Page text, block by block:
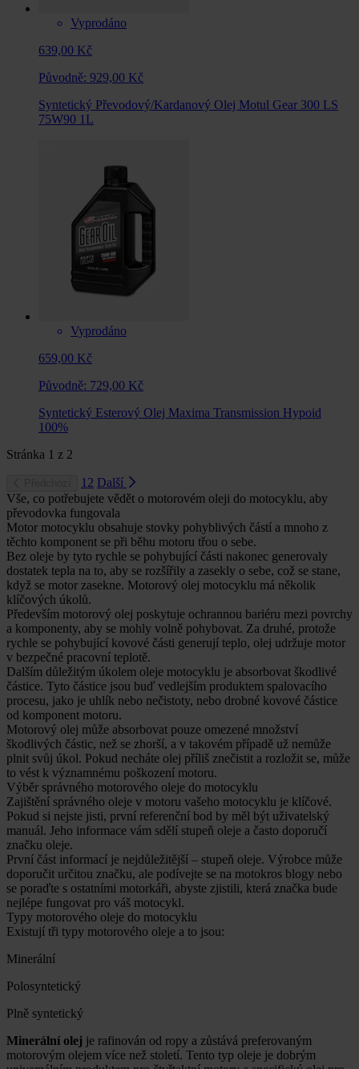
Vyprodáno
639,00 Kč
Původně: 929,00 Kč
Syntetický Převodový/Kardanový Olej Motul Gear 300 LS
75W90 1L
Vyprodáno
659,00 Kč
Původně: 729,00 Kč
Syntetický Esterový Olej Maxima Transmission Hypoid
100%
Stránka 1 z 2
1 2 Další
Vše, co potřebujete vědět o motorovém oleji do motocyklu, aby
převodovka fungovala
Motor motocyklu obsahuje stovky pohyblivých částí a mnoho z
těchto komponent se při běhu motoru třou o sebe.
Bez oleje by tyto rychle se pohybující části nakonec generovaly
dostatek tepla na to, aby se rozšířily a zasekly o sebe, což se stane,
když se motor zasekne. Motorový olej motocyklu má několik
klíčových úkolů.
Především motorový olej poskytuje ochrannou bariéru mezi povrchy
a komponenty, aby se mohly volně pohybovat. Za druhé, protože
rychle se pohybující kovové části generují teplo, olej udržuje motor
v bezpečné pracovní teplotě.
Dalším důležitým úkolem oleje motocyklu je absorbovat škodlivé
částice. Tyto částice jsou buď vedlejším produktem spalovacího
procesu, jako je uhlík nebo nečistoty, nebo drobné kovové částice
od komponent motoru.
Motorový olej může absorbovat pouze omezené množství
škodlivých částic, než se zhorší, a v takovém případě už nemůže
plnit svůj úkol. Pokud necháte olej příliš znečistit a rozložit se, může
to vést k významnému poškození motoru.
Výběr správného motorového oleje do motocyklu
Zajištění správného oleje v motoru vašeho motocyklu je klíčové.
Pokud si nejste jisti, první referenční bod by měl být uživatelský
manuál. Jeho informace vám sdělí stupeň oleje a často doporučí
značku oleje.
První část informací je nejdůležitější – stupeň oleje. Výrobce může
doporučit určitou značku, ale podívejte se na motokros blogy nebo
se poraďte s ostatními motorkáři, abyste zjistili, která značka bude
nejlépe fungovat pro váš motocykl.
Typy motorového oleje do motocyklu
Existují tři typy motorového oleje a to jsou:
Minerální
Polosyntetický
Plně syntetický
Minerální olej je rafinován od ropy a zůstává preferovaným
motorovým olejem více než století. Tento typ oleje je dobrým